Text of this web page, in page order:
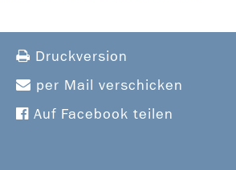
Druckversion
per Mail verschicken
Auf Facebook teilen